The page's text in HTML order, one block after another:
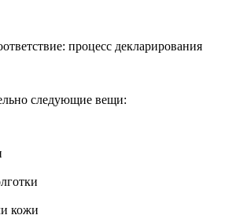
процесс декларирования
следующие вещи:
кожи